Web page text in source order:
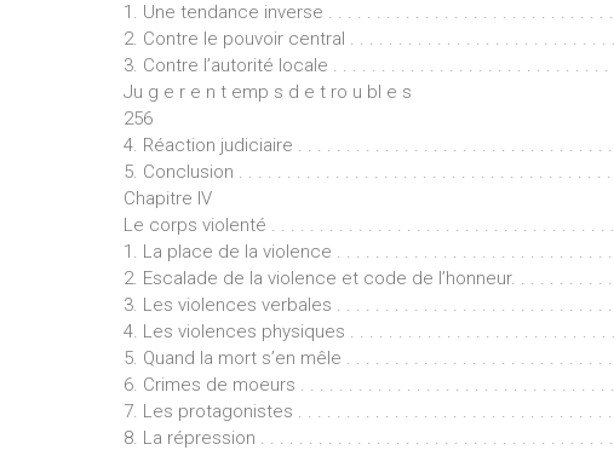
1. Une tendance inverse . . . . . . . . . . . . . . . . . . . . . . . . . . . . .
2. Contre le pouvoir central . . . . . . . . . . . . . . . . . . . . . . . . . . .
3. Contre l’autorité locale . . . . . . . . . . . . . . . . . . . . . . . . . . . . .
Ju g e r e n t emp s d e t ro u bl e s
256
4. Réaction judiciaire . . . . . . . . . . . . . . . . . . . . . . . . . . . . . . . .
5. Conclusion . . . . . . . . . . . . . . . . . . . . . . . . . . . . . . . . . . . . . .
Chapitre IV
Le corps violenté . . . . . . . . . . . . . . . . . . . . . . . . . . . . . . . . . . .
1. La place de la violence . . . . . . . . . . . . . . . . . . . . . . . . . . . .
2. Escalade de la violence et code de l’honneur. . . . . . . . . .
3. Les violences verbales . . . . . . . . . . . . . . . . . . . . . . . . . . . .
4. Les violences physiques . . . . . . . . . . . . . . . . . . . . . . . . . . .
5. Quand la mort s’en mêle . . . . . . . . . . . . . . . . . . . . . . . . . . .
6. Crimes de moeurs . . . . . . . . . . . . . . . . . . . . . . . . . . . . . . . .
7. Les protagonistes . . . . . . . . . . . . . . . . . . . . . . . . . . . . . . . .
8. La répression . . . . . . . . . . . . . . . . . . . . . . . . . . . . . . . . . . . .